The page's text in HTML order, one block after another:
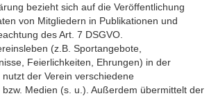
bezieht sich auf die Veröffentlichung
von Mitgliedern in Publikationen und
des Art. 7 DSGVO.
(z.B. Sportangebote,
Feierlichkeiten, Ehrungen) in der
der Verein verschiedene
Medien (s. u.). Außerdem übermittelt der